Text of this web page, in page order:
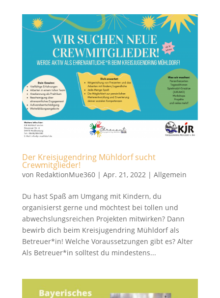
Der Kreisjugendring Mühldorf sucht
Crewmitglieder!
von RedaktionMue360| Apr. 21, 2022 | Allgemein
Du hast Spaß am Umgang mit Kindern, du
organisierst gerne und möchtest bei tollen und
abwechslungsreichen Projekten mitwirken? Dann
bewirb dich beim Kreisjugendring Mühldorf als
Betreuer*in! Welche Voraussetzungen gibt es? Alter
Als Betreuer*in solltest du mindestens...